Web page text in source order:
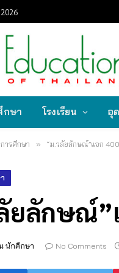
กษา โรงเรียน อุ
ารศึกษา » “ม.วลัยลักษณ์”แจก
ยลักษณ์”
นักศึกษา No Comments